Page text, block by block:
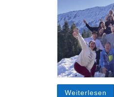
Weiterlesen